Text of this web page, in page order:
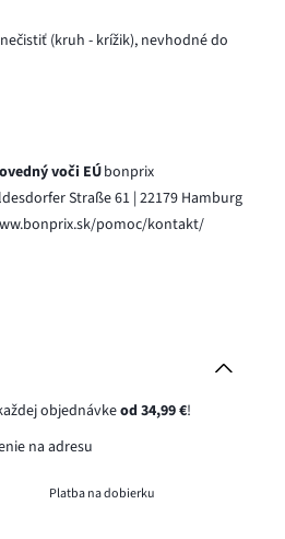
(kruh - krížik), nevhodné do
voči EÚbonprix
Straße 61 | 22179 Hamburg
pomoc/kontakt/
objednávkeod 34,99 €!
na adresu
Platba na dobierku